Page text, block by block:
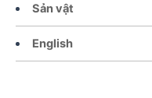
Sản vật
English